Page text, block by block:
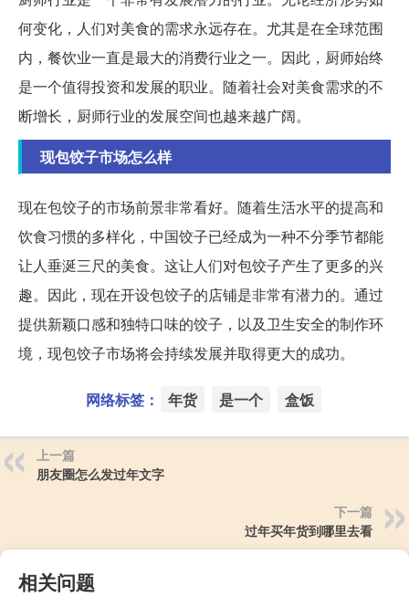
何变化，人们对美食的需求永远存在。尤其是在全球范围
内，餐饮业一直是最大的消费行业之一。因此，厨师始终
是一个值得投资和发展的职业。随着社会对美食需求的不
断增长，厨师行业的发展空间也越来越广阔。
现包饺子市场怎么样
现在包饺子的市场前景非常看好。随着生活水平的提高和
饮食习惯的多样化，中国饺子已经成为一种不分季节都能
让人垂涎三尺的美食。这让人们对包饺子产生了更多的兴
趣。因此，现在开设包饺子的店铺是非常有潜力的。通过
提供新颖口感和独特口味的饺子，以及卫生安全的制作环
境，现包饺子市场将会持续发展并取得更大的成功。
网络标签： 年货 是一个 盒饭
上一篇
朋友圈怎么发过年文字
下一篇
过年买年货到哪里去看
相关问题